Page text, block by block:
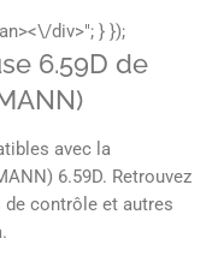
6.59D de
avec la
6.59D. Retrouvez
contrôle et autres